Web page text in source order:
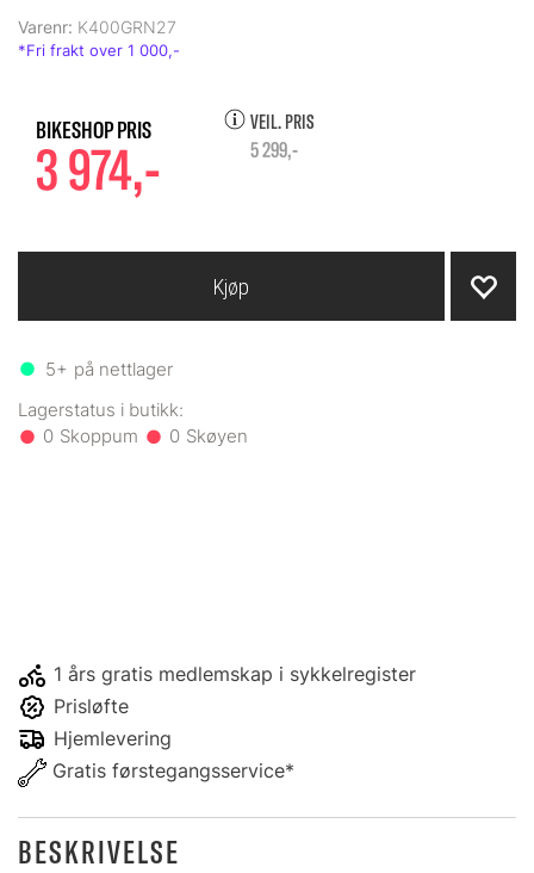
Varenr: K400GRN27
3 974,-
VEIL. PRIS
5 299,-
5+ på nettlager
0 0
Kjøp
1 års gratis medlemskap i sykkelregister
Prisløfte
Hjemlevering
Gratis førstegangsservice*
BESKRIVELSE